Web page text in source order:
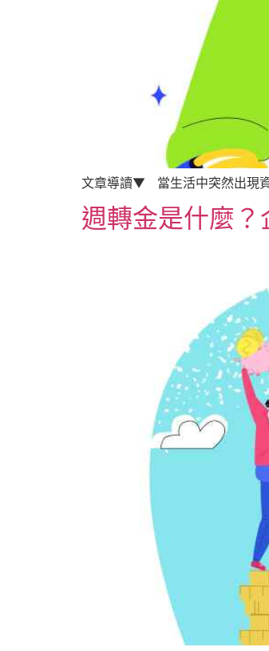
文章導讀▼ 當生活中突然出現
週轉金是什麼